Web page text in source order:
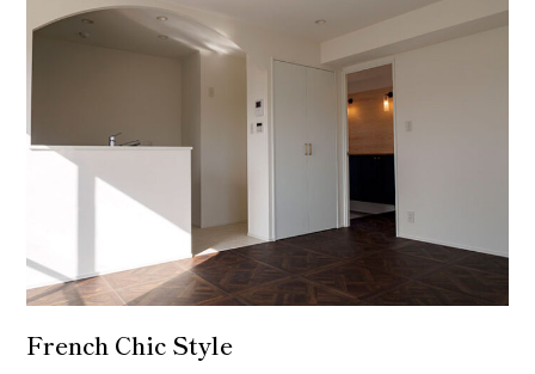
French Chic Style